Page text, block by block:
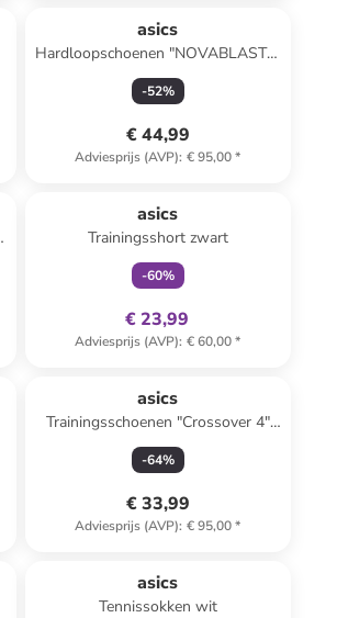
asics
Hardloopschoenen "NOVABLAST 2
GS" zwart
-52%
€ 44,99
Adviesprijs (AVP): € 95,00*
asics
Trainingsshort zwart
-60%
€ 23,99
Adviesprijs (AVP): € 60,00*
asics
Trainingsschoenen "Crossover 4"
zwart
-64%
€ 33,99
Adviesprijs (AVP): € 95,00*
asics
Tennissokken wit